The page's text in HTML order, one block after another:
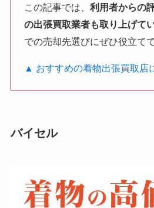
この記事では、利用者からの
の出張買取業者も取り上げて
での売却先選びにぜひ役立て
▲ おすすめの着物出張買取店
バイセル